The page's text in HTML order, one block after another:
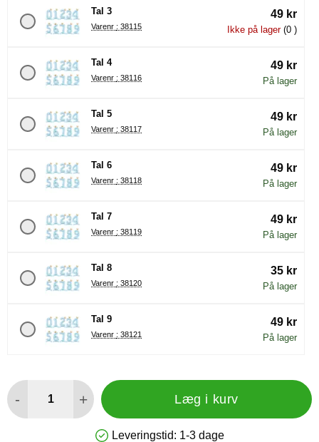
Tal 3
Varenr : 38115
49 kr
Ikke på lager(0 )
Tal 4
Varenr : 38116
49 kr
På lager
Tal 5
Varenr : 38117
49 kr
På lager
Tal 6
Varenr : 38118
49 kr
På lager
Tal 7
Varenr : 38119
49 kr
På lager
Tal 8
Varenr : 38120
35 kr
På lager
Tal 9
Varenr : 38121
49 kr
På lager
- + Læg i kurv
Leveringstid: 1-3 dage